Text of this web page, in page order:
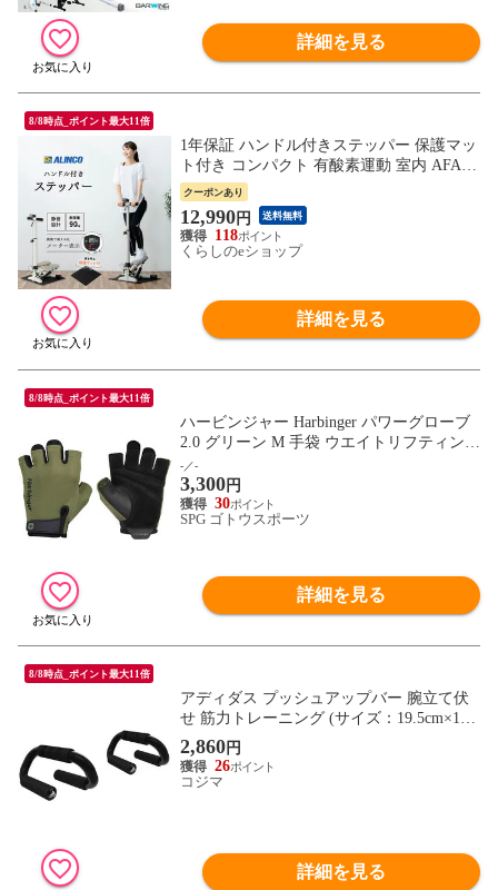
詳細を見る
8/8時点_ポイント最大11倍
1年保証 ハンドル付きステッパー 保護マッ
ト付き コンパクト 有酸素運動 室内 AFA40
26C ハンドル付き健康ステッパー メーター
表示 ワイドペダル ダイエット器具 ながら
運動 踏み台 静音 昇降台 足踏み 高齢者 健
康器具 アルインコ ALINCO 【送料無料】
クーポンあり
12,990円 送料無料
118
くらしのeショップ
詳細を見る
8/8時点_ポイント最大11倍
ハービンジャー Harbinger パワーグローブ
2.0 グリーン M 手袋 ウエイトリフティング
トレーニング 筋トレ ジム マシーン 滑り止
め 高耐久 マメ防止 懸垂 ベンチプレス 重
量挙げ 22262
-／-
3,300円
30
SPG ゴトウスポーツ
詳細を見る
8/8時点_ポイント最大11倍
アディダス プッシュアップバー 腕立て伏
せ 筋力トレーニング (サイズ：19.5cm×15c
m×H11.5cm(片方)・重量：375g×2個) ブラ
ック
2,860円
26
コジマ
詳細を見る